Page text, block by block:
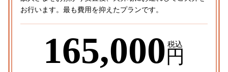
お行います。最も費用を抑えたプランです。
165,000円
税込